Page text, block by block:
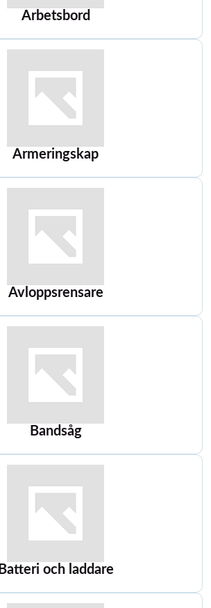
Arbetsbord
Armeringskap
Avloppsrensare
Bandsåg
Batteri och laddare